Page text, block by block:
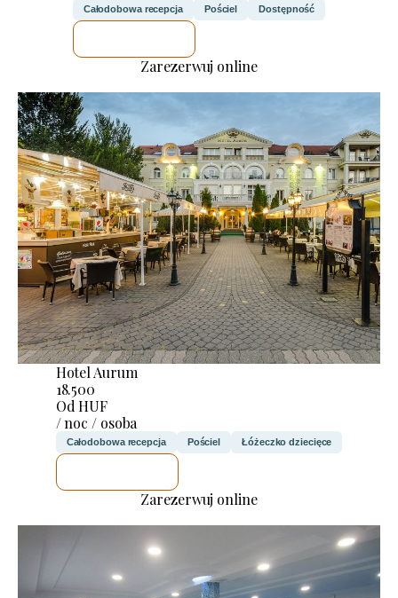
Całodobowa recepcja Pościel Dostępność
Zarezerwuj online
Hotel Aurum
18.500
Od HUF
/ noc / osoba
Całodobowa recepcja Pościel Łóżeczko dziecięce
Zarezerwuj online